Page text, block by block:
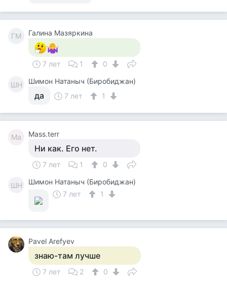
ГМ Галина Мазяркина
7 лет 1 0
ШН Шимон Натаныч (Биробиджан)
да 7 лет 1
Ma Mass.terr
Ни как. Его нет.
7 лет 1 0
ШН
Шимон Натаныч (Биробиджан)
7 лет
1
Pavel Arefyev
знаю-там лучше
7 лет 2 0